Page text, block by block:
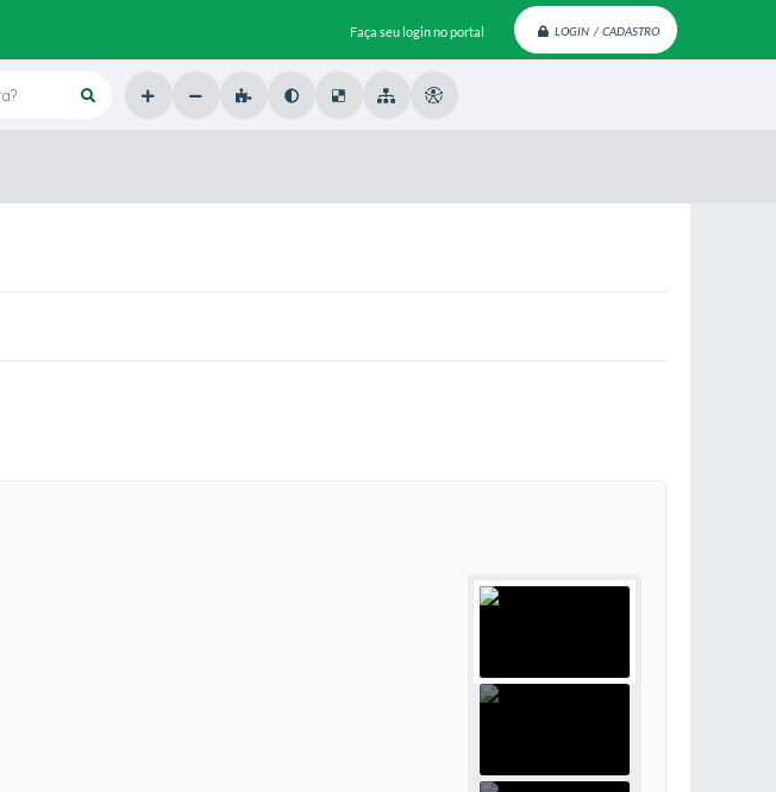
Faça seu login no portal LOGIN / CADASTRO